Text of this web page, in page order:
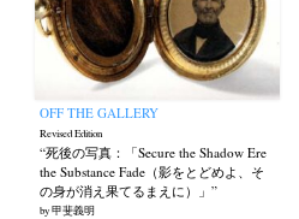
OFF THE GALLERY
Revised Edition
“死後の写真：「Secure the Shadow Ere
the Substance Fade（影をとどめよ、そ
の身が消え果てるまえに）」”
by 甲斐義明